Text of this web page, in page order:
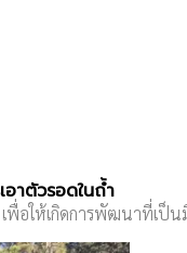
เพื่อให้เกิดการพัฒนาที่เ
าตัวรอดในถ้ำ